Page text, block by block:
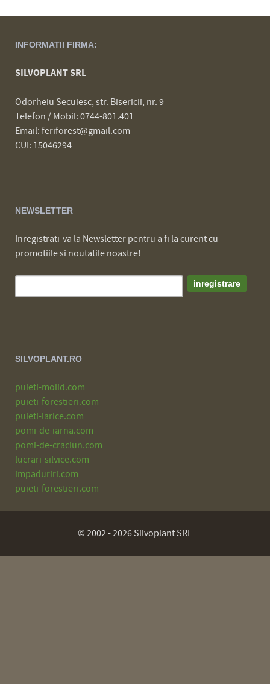
INFORMATII FIRMA:
SILVOPLANT SRL
Odorheiu Secuiesc, str. Bisericii, nr. 9
Telefon / Mobil: 0744-801.401
Email: feriforest@gmail.com
CUI: 15046294
NEWSLETTER
Inregistrati-va la Newsletter pentru a fi la curent cu
promotiile si noutatile noastre!
SILVOPLANT.RO
puieti-molid.com
puieti-forestieri.com
puieti-larice.com
pomi-de-iarna.com
pomi-de-craciun.com
lucrari-silvice.com
impaduriri.com
puieti-forestieri.com
© 2002 - 2026 Silvoplant SRL